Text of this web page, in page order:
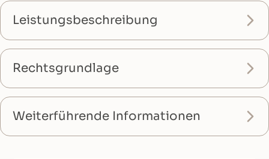
Leistungsbeschreibung
Rechtsgrundlage
Weiterführende Informationen